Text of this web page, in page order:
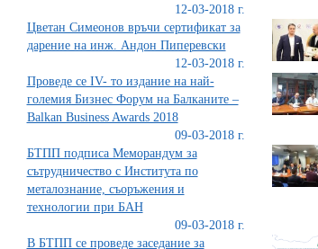
12-03-2018 г.
Цветан Симеонов връчи сертификат за
дарение на инж. Андон Пиперевски
12-03-2018 г.
Проведе се IV- то издание на най-
големия Бизнес Форум на Балканите –
Balkan Business Awards 2018
09-03-2018 г.
БТПП подписа Меморандум за
сътрудничество с Института по
металознание, съоръжения и
технологии при БАН
09-03-2018 г.
В БТПП се проведе заседание за